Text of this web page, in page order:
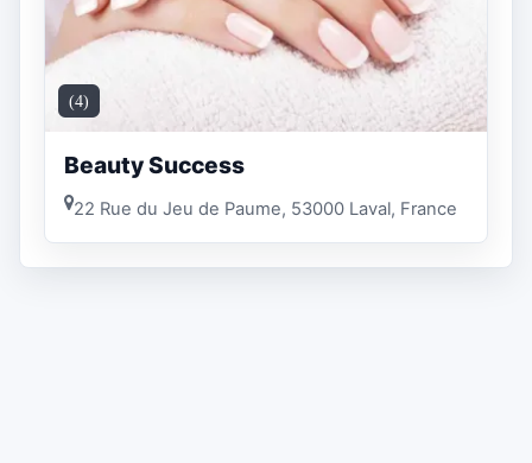
(4)
Beauty Success
22 Rue du Jeu de Paume, 53000 Laval, France